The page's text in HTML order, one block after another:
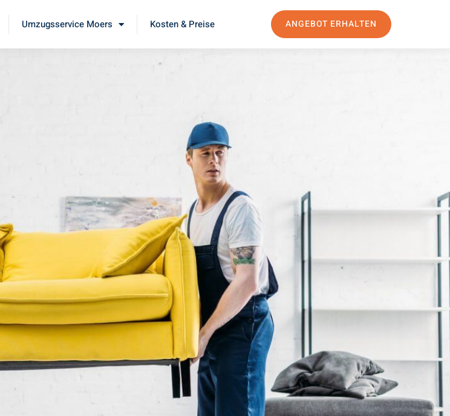
Umzugsservice Moers Kosten & Preise ANGEBOT ERHALTEN